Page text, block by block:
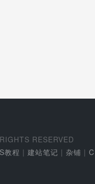
RESERVED
教程 | 建站笔记 | 杂铺 |